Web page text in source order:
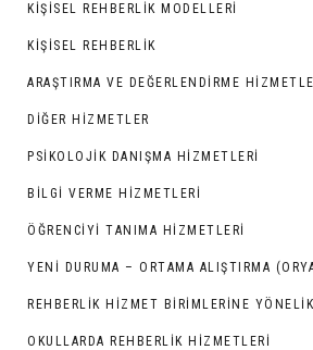
KİŞİSEL REHBERLİK MODELLERİ
KİŞİSEL REHBERLİK
ARAŞTIRMA VE DEĞERLENDIRME
DIĞER HIZMETLER
PSIKOLOJIK DANIŞMA HIZMETLERI
BILGI VERME HIZMETLERI
ÖĞRENCIYI TANIMA HIZMETLERI
OKULLARDA REHBERLİK HİZMETLERİ